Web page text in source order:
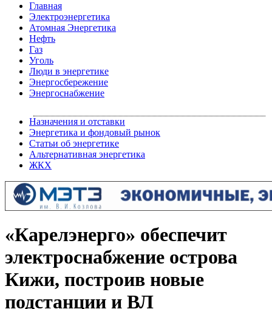
Главная
Электроэнергетика
Атомная Энергетика
Нефть
Газ
Уголь
Люди в энергетике
Энергосбережение
Энергоснабжение
Назначения и отставки
Энергетика и фондовый рынок
Статьи об энергетике
Альтернативная энергетика
ЖКХ
«Карелэнерго» обеспечит
электроснабжение острова
Кижи, построив новые
подстанции и ВЛ